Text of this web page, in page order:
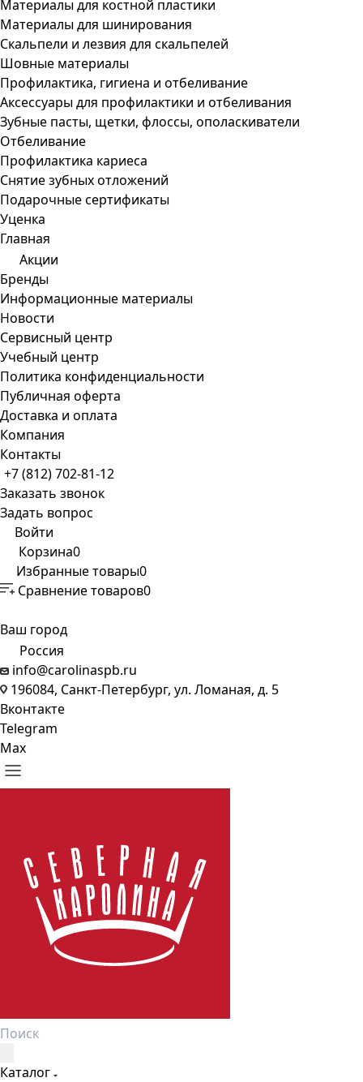
Материалы для костной пластики
Материалы для шинирования
Скальпели и лезвия для скальпелей
Шовные материалы
Профилактика, гигиена и отбеливание
Аксессуары для профилактики и отбеливания
Зубные пасты, щетки, флоссы, ополаскиватели
Отбеливание
Профилактика кариеса
Снятие зубных отложений
Подарочные сертификаты
Уценка
Главная
Акции
Бренды
Информационные материалы
Новости
Сервисный центр
Учебный центр
Политика конфиденциальности
Публичная оферта
Доставка и оплата
Компания
Контакты
+7 (812) 702-81-12
Заказать звонок
Задать вопрос
Войти
Корзина0
Избранные товары0
Сравнение товаров0
Ваш город
Россия
info@carolinaspb.ru
196084, Санкт-Петербург, ул. Ломаная, д. 5
Вконтакте
Telegram
Max
Каталог